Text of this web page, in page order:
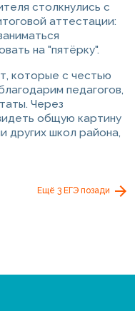
столкнулись с
аттестации:
на "пятёрку".
которые с честью
педагогов,
Через
общую картину
других школ района,
Ещё 3 ЕГЭ позади